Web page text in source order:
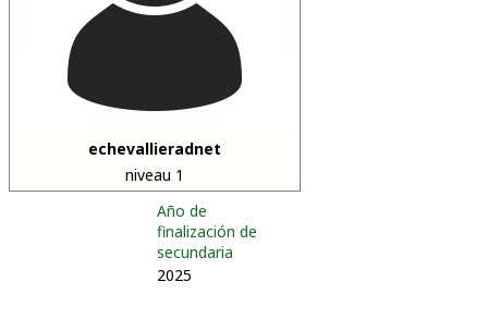
echevallieradnet
niveau 1
Año de
finalización de
secundaria
2025